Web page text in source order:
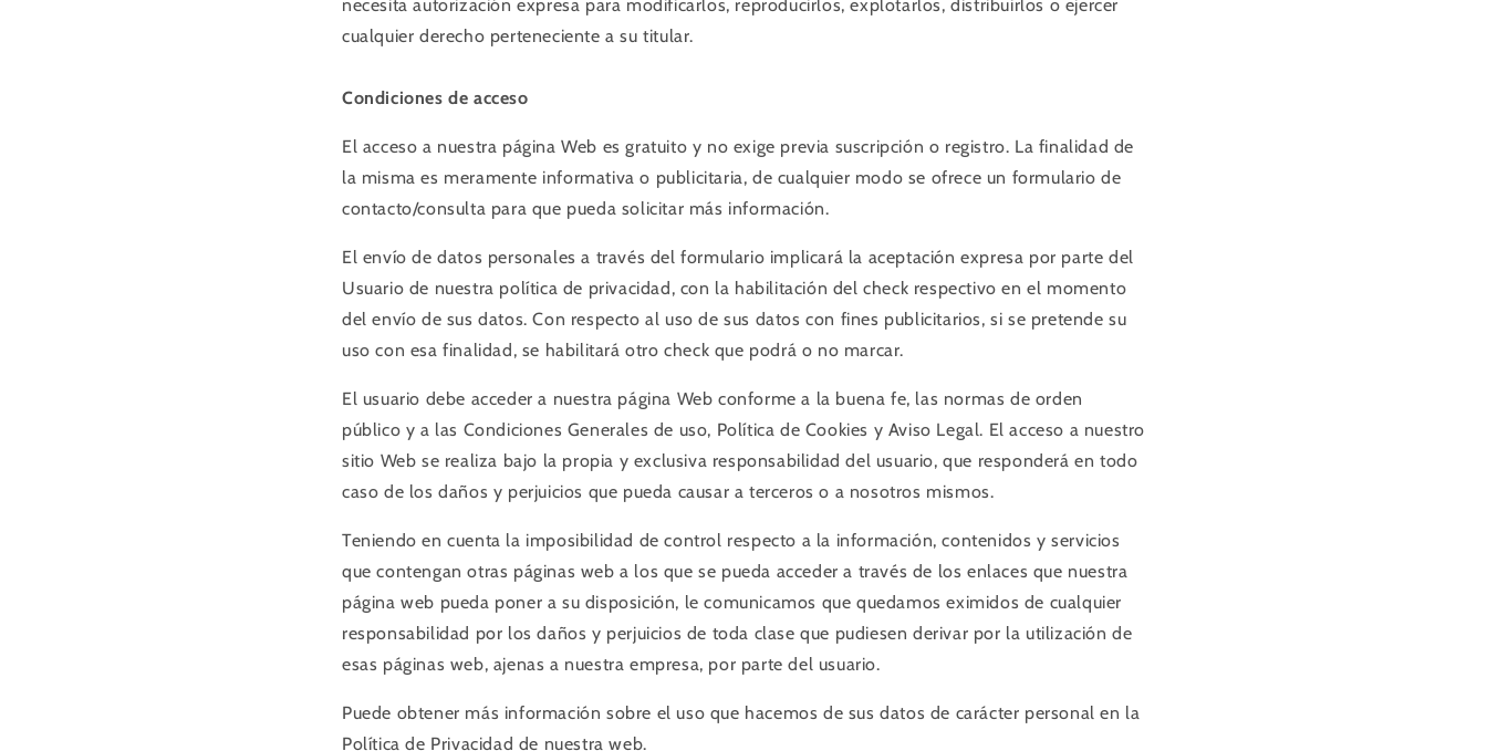
necesita autorización expresa para modificarlos, reproducirlos, explotarlos, distribuirlos o ejercer
cualquier derecho perteneciente a su titular.
Condiciones de acceso
El acceso a nuestra página Web es gratuito y no exige previa suscripción o registro. La finalidad de
la misma es meramente informativa o publicitaria, de cualquier modo se ofrece un formulario de
contacto/consulta para que pueda solicitar más información.
El envío de datos personales a través del formulario implicará la aceptación expresa por parte del
Usuario de nuestra política de privacidad, con la habilitación del check respectivo en el momento
del envío de sus datos. Con respecto al uso de sus datos con fines publicitarios, si se pretende su
uso con esa finalidad, se habilitará otro check que podrá o no marcar.
El usuario debe acceder a nuestra página Web conforme a la buena fe, las normas de orden
público y a las Condiciones Generales de uso, Política de Cookies y Aviso Legal. El acceso a nuestro
sitio Web se realiza bajo la propia y exclusiva responsabilidad del usuario, que responderá en todo
caso de los daños y perjuicios que pueda causar a terceros o a nosotros mismos.
Teniendo en cuenta la imposibilidad de control respecto a la información, contenidos y servicios
que contengan otras páginas web a los que se pueda acceder a través de los enlaces que nuestra
página web pueda poner a su disposición, le comunicamos que quedamos eximidos de cualquier
responsabilidad por los daños y perjuicios de toda clase que pudiesen derivar por la utilización de
esas páginas web, ajenas a nuestra empresa, por parte del usuario.
Puede obtener más información sobre el uso que hacemos de sus datos de carácter personal en la
Política de Privacidad de nuestra web.